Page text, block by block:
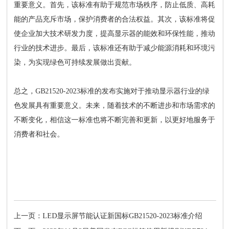
重要意义。首先，该标准有助于规范市场秩序，防止低质、高耗
能的产品充斥市场，保护消费者的合法权益。其次，该标准将促
使企业加大技术研发力度，提高显示器的能效和环保性能，推动
行业的技术进步。最后，该标准还有助于减少能源消耗和环境污
染，为实现绿色可持续发展做出贡献。
总之，GB21520-2023标准的发布实施对于推动显示器行业的绿
色发展具有重要意义。未来，随着技术的不断进步和市场需求的
不断变化，相信这一标准也将不断完善和更新，以更好地服务于
消费者和社会。
上一页：LED显示屏节能认证新国标GB21520-2023标准介绍